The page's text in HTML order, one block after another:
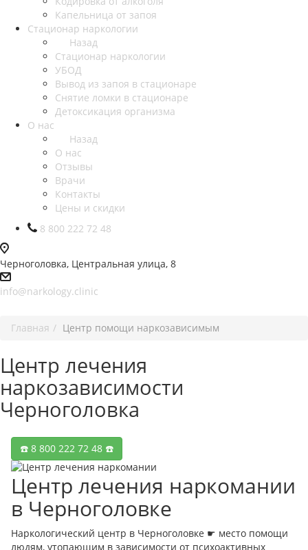
Капельница от запоя
Стационар наркологии
Назад
Стационар наркологии
УБОД
Вывод из запоя в стационаре
Снятие ломки в стационаре
Детоксикация организма
О нас
Назад
О нас
Отзывы
Врачи
Контакты
Цены и скидки
8 800 222 72 48
Черноголовка, Центральная улица, 8
info@narkology.clinic
Главная Центр помощи наркозависимым
Центр лечения
наркозависимости
Черноголовка
☎️ 8 800 222 72 48 ☎️
Центр лечения наркомании
в Черноголовке
Наркологический центр в Черноголовке ☛ место помощи
людям, утопающим в зависимости от психоактивных